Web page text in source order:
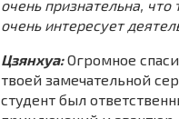
очень признательна,
очень интересует
Цзянхуа: Огромное
твоей замечательной
студент был